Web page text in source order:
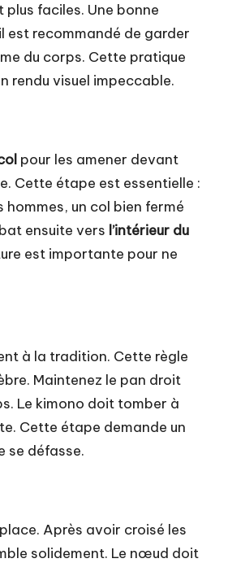
faciles. Une bonne
est recommandé de garder
du corps. Cette pratique
rendu visuel impeccable.
pour les amener devant
Cette étape est essentielle :
un col bien fermé
ensuite vers l’intérieur du
est importante pour ne
à la tradition. Cette règle
Maintenez le pan droit
Le kimono doit tomber à
Cette étape demande un
se défasse.
Après avoir croisé les
solidement. Le nœud doit